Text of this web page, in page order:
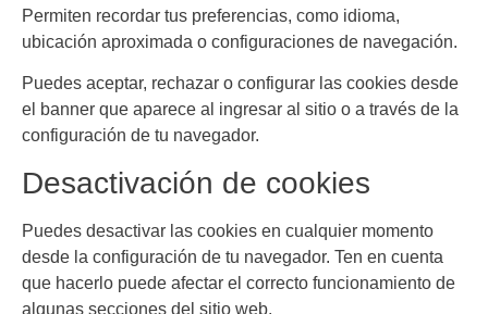
Permiten recordar tus preferencias, como idioma,
ubicación aproximada o configuraciones de navegación.
Puedes aceptar, rechazar o configurar las cookies desde
el banner que aparece al ingresar al sitio o a través de la
configuración de tu navegador.
Desactivación de cookies
Puedes desactivar las cookies en cualquier momento
desde la configuración de tu navegador. Ten en cuenta
que hacerlo puede afectar el correcto funcionamiento de
algunas secciones del sitio web.